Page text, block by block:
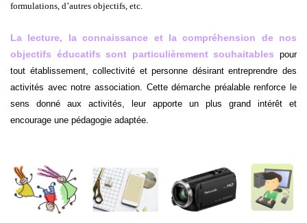
formulations, d’autres objectifs, etc.
La lecture, la connaissance et la compréhension de nos
objectifs éducatifs sont particulièrement souhaitables
pour
tout établissement, collectivité et personne désirant entreprendre des
activités avec notre association. Cette démarche préalable renforce le
sens donné aux activités, leur apporte un plus grand intérêt et
encourage une pédagogie adaptée.